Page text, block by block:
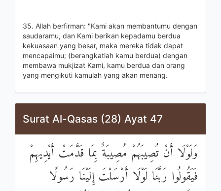
35. Allah berfirman: "Kami akan membantumu dengan
saudaramu, dan Kami berikan kepadamu berdua
kekuasaan yang besar, maka mereka tidak dapat
mencapaimu; (berangkatlah kamu berdua) dengan
membawa mukjizat Kami, kamu berdua dan orang
yang mengikuti kamulah yang akan menang.
Surat Al-Qasas (28) Ayat 47
وَلَوْلَا أَنْ تُصِيبَهُمْ مُصِيبَةٌ بِمَا قَدَّمَتْ أَيْدِيهِمْ
فَيَقُولُوا رَبَّنَا لَوْلَا أَرْسَلْتَ إِلَيْنَا رَسُولًا